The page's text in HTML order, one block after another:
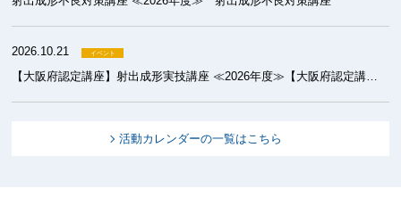
2026.10.21
【大阪府認定講座】射出成形実技講座 ≪2026年度≫【大阪府認定講座】射出成形実技講座 初級コース
活動カレンダーの一覧はこちら